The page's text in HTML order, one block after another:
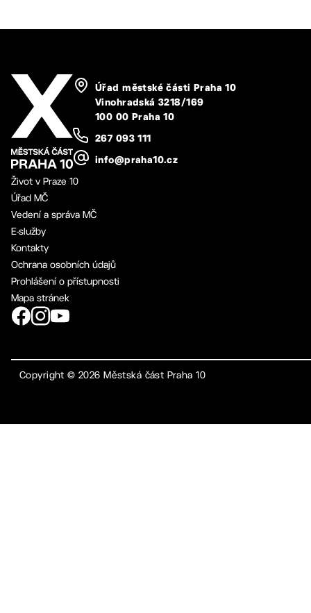
Úřad městské části Praha 10
Vinohradská 3218/169
100 00 Praha 10
267 093 111
info@praha10.cz
Život v Praze 10
Úřad MČ
Vedení a správa MČ
E-služby
Kontakty
Ochrana osobních údajů
Prohlášení o přístupnosti
Mapa stránek
Copyright ©2026 Městská část Praha 10